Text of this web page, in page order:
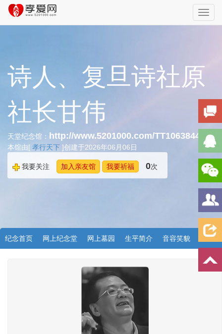
诗人、复旦诗社原
社长甘伟
天堂纪念馆： http://www.5201000.com/TT106384455
本馆由[ 孝行天下 ]创建于2026年06月06日
我要关注 加入亲友馆 我要祈福 0次
纪念首页 网上纪念堂 网上墓园 生平简介 音容笑貌